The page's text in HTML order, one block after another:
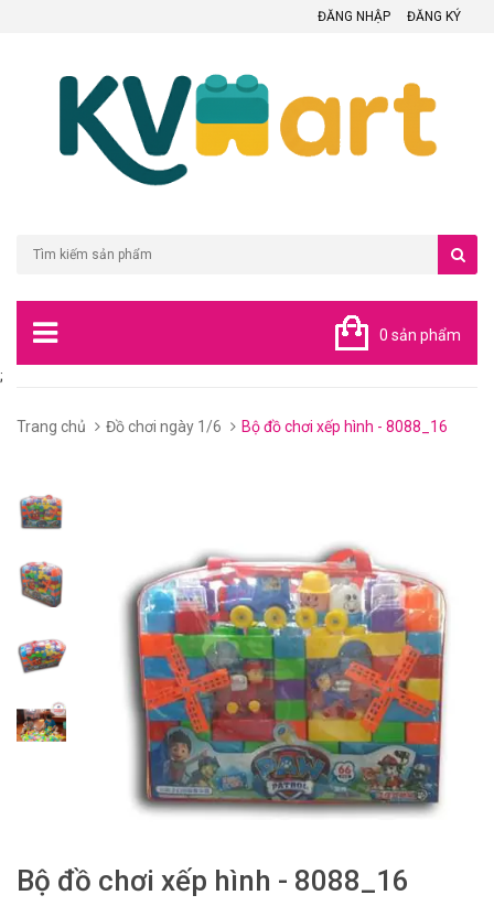
ĐĂNG NHẬP ĐĂNG KÝ
0 sản phẩm
;
Trang chủ Đồ chơi ngày 1/6 Bộ đồ chơi xếp hình - 8088_16
Bộ đồ chơi xếp hình - 8088_16